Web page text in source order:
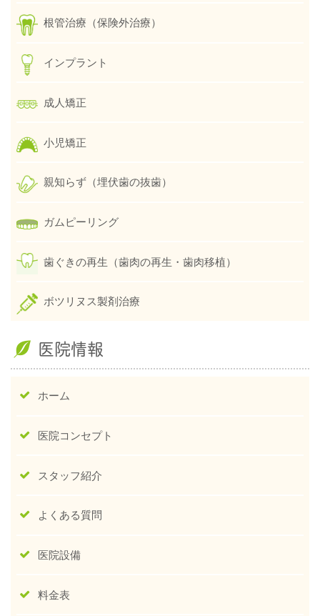
根管治療（保険外治療）
インプラント
成人矯正
小児矯正
親知らず（埋伏歯の抜歯）
ガムピーリング
歯ぐきの再生（歯肉の再生・歯肉移植）
ボツリヌス製剤治療
医院情報
ホーム
医院コンセプト
スタッフ紹介
よくある質問
医院設備
料金表